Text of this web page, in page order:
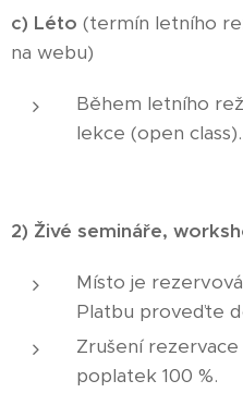
c) Léto (termín letního
na webu)
Během letního
lekce (open class).
2) Živé semináře,
Místo je
Platbu proveďte
Zrušení
poplatek 100 %.